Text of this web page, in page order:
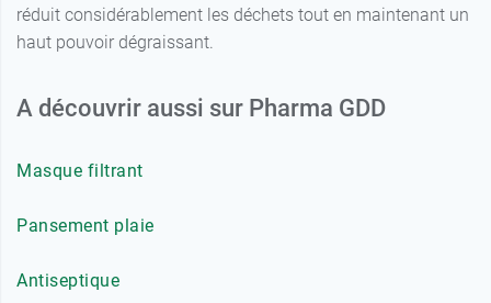
réduit considérablement les déchets tout en maintenant un
haut pouvoir dégraissant.
A découvrir aussi sur Pharma GDD
Masque filtrant
Pansement plaie
Antiseptique